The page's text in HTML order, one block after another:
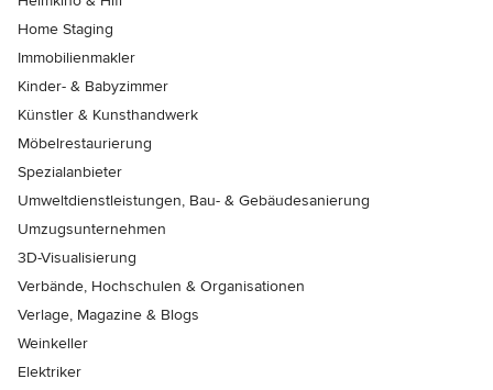
Home Staging
Immobilienmakler
Kinder- & Babyzimmer
Künstler & Kunsthandwerk
Möbelrestaurierung
Spezialanbieter
Umweltdienstleistungen, Bau- & Gebäudesanierung
Umzugsunternehmen
3D-Visualisierung
Verbände, Hochschulen & Organisationen
Verlage, Magazine & Blogs
Weinkeller
Elektriker